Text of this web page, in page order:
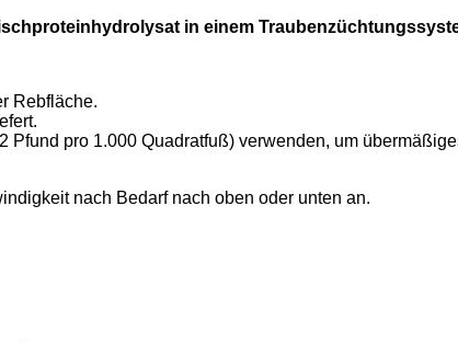
in einem
Rebfläche.
pro 1.000 Quadratfuß) verwenden, um
nach Bedarf nach oben oder unten an.